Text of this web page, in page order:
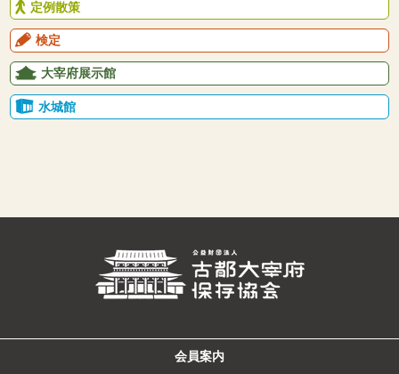
定例散策
検定
大宰府展示館
水城館
会員案内